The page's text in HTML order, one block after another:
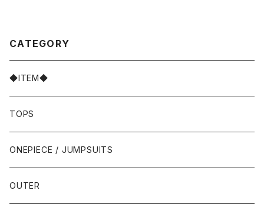
CATEGORY
◆ITEM◆
TOPS
ONEPIECE / JUMPSUITS
OUTER